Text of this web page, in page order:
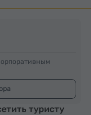
туристу